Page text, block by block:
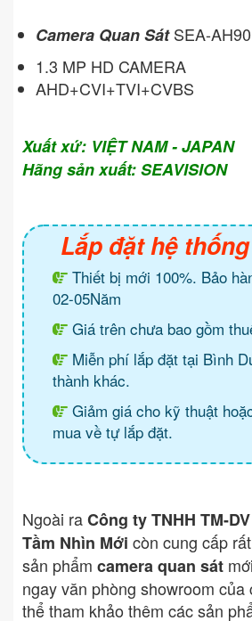
Camera Quan SátSEA-
1.3 MP HD CAMERA
AHD+CVI+TVI+CVBS
Xuất xứ: VIỆT NAM - JAPAN
Hãng sản xuất: SEAVISION
Lắp đặt hệ
Thiết bị mới 100%. Bảo
02-05Năm
Giá trên chưa bao gồm
Miễn phí lắp đặt tại Bình
thành khác.
Giảm giá cho kỹ thuật
mua về tự lắp đặt.
Ngoài raCông ty TNHH TM-
Tầm Nhìn Mới còn cung cấp
sản phẩm camera quan sát
ngay văn phòng showroom của
thể tham khảo thêm các sản